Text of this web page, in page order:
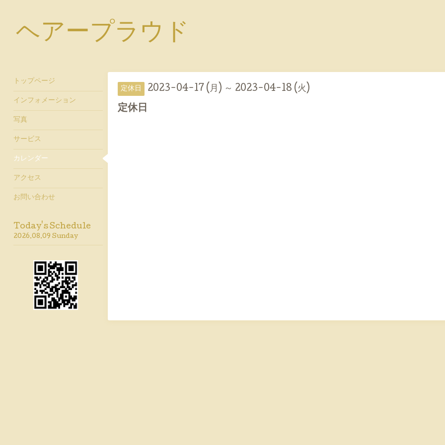
ヘアープラウド
定休日 2023-04-17 (月) ～ 2023-04-18 (火)
定休日
トップページ
インフォメーション
写真
サービス
カレンダー
アクセス
お問い合わせ
Today's Schedule
2026.08.09 Sunday